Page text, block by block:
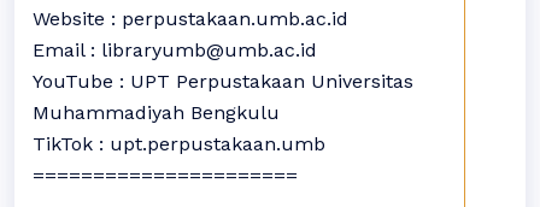
Website : perpustakaan.umb.ac.id
Email : libraryumb@umb.ac.id
YouTube : UPT Perpustakaan Universitas
Muhammadiyah Bengkulu
TikTok : upt.perpustakaan.umb
======================